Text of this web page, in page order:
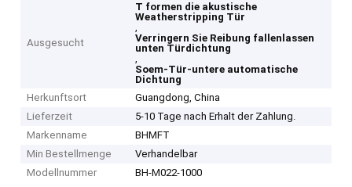
Ausgesucht
T formen die akustische
Weatherstripping Tür
,
Verringern Sie Reibung fallenlassen
unten Türdichtung
,
Soem-Tür-untere automatische
Dichtung
Herkunftsort
Guangdong, China
Lieferzeit
5-10 Tage nach Erhalt der Zahlung.
Markenname
BHMFT
Min Bestellmenge
Verhandelbar
Modellnummer
BH-M022-1000